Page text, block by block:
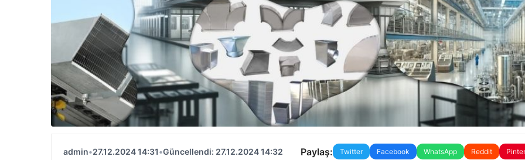
admin•27.12.2024 14:31•Güncellendi: 27.12.2024 14:32 Paylaş: Twitter Facebook WhatsApp Reddit